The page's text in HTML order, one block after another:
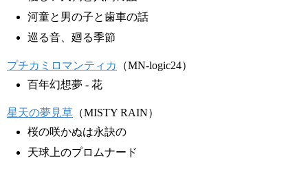
河童と男の子と歯車の話
巡る音、廻る季節
プチカミロマンティカ
（MN-logic24）
百年幻想夢 - 花
星天の夢見草 （MISTY RAIN）
桜の咲かぬは永訣の
天球上のプロムナード